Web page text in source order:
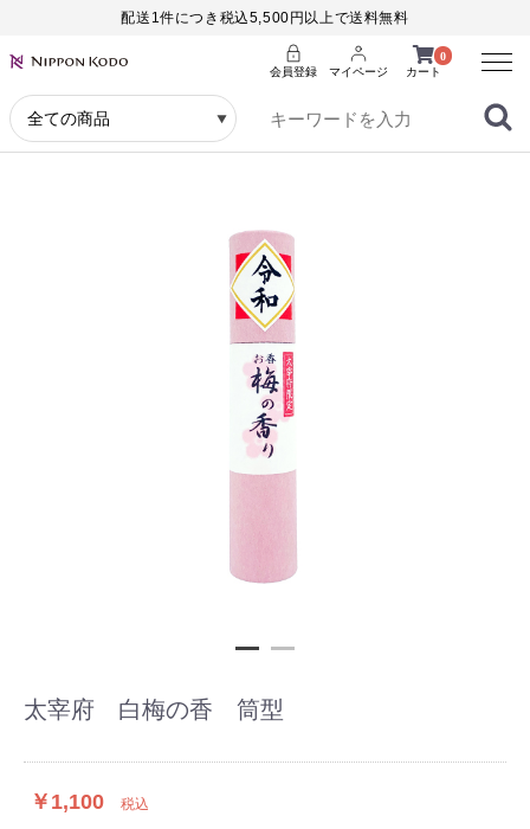
配送1件につき税込5,500円以上で送料無料
0
カート
会員登録 マイページ
Menu
太宰府 白梅の香 筒型
￥1,100 税込